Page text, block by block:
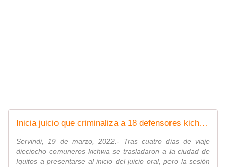
Inicia juicio que criminaliza a 18 defensores kichwas
Servindi, 19 de marzo, 2022.- Tras cuatro dias de viaje
dieciocho comuneros kichwa se trasladaron a la ciudad de
Iquitos a presentarse al inicio del juicio oral, pero la sesión